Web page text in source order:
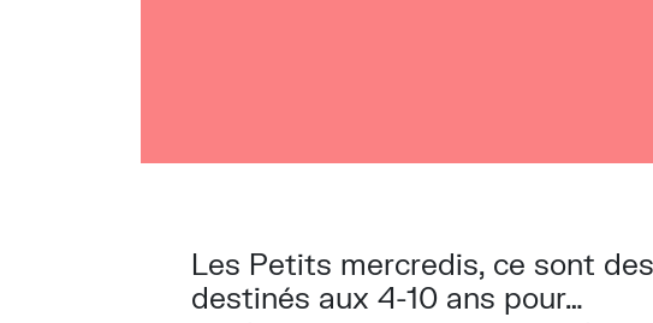
Les Petits mercredis, ce sont
destinés aux 4-10 ans pour…